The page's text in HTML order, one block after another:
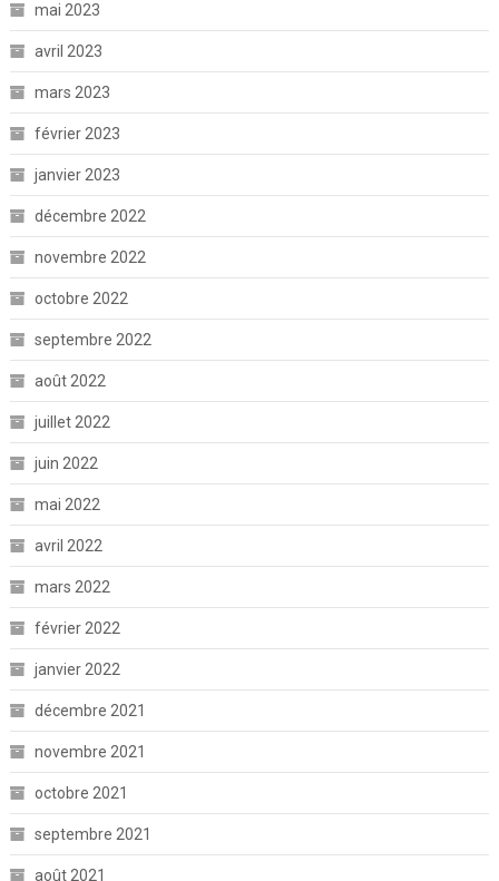
mai 2023
avril 2023
mars 2023
février 2023
janvier 2023
décembre 2022
novembre 2022
octobre 2022
septembre 2022
août 2022
juillet 2022
juin 2022
mai 2022
avril 2022
mars 2022
février 2022
janvier 2022
décembre 2021
novembre 2021
octobre 2021
septembre 2021
août 2021